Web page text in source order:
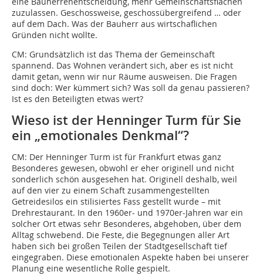
zuzulassen. Geschossweise, geschossübergreifend … oder
auf dem Dach. Was der Bauherr aus wirtschaflichen
Gründen nicht wollte.
CM: Grundsätzlich ist das Thema der Gemeinschaft
spannend. Das Wohnen verändert sich, aber es ist nicht
damit getan, wenn wir nur Räume ausweisen. Die Fragen
sind doch: Wer kümmert sich? Was soll da genau passieren?
Ist es den Beteiligten etwas wert?
Wieso ist der Henninger Turm für Sie
ein „emotionales Denkmal“?
CM: Der Henninger Turm ist für Frankfurt etwas ganz
Besonderes gewesen, obwohl er eher originell und nicht
sonderlich schön ausgesehen hat. Originell deshalb, weil
auf den vier zu einem Schaft zusammengestellten
Getreidesilos ein stilisiertes Fass gestellt wurde – mit
Drehrestaurant. In den 1960er- und 1970er-Jahren war ein
solcher Ort etwas sehr Besonderes, abgehoben, über dem
Alltag schwebend. Die Feste, die Begegnungen aller Art
haben sich bei großen Teilen der Stadtgesellschaft tief
eingegraben. Diese emotionalen Aspekte haben bei unserer
Planung eine wesentliche Rolle gespielt.